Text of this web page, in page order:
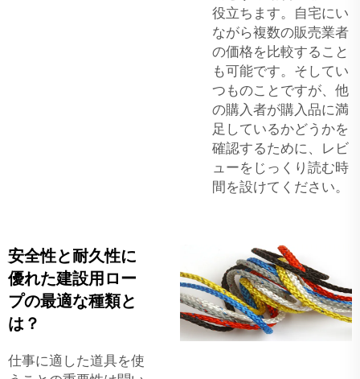
役立ちます。自宅にい
ながら複数の販売業者
の価格を比較すること
も可能です。そしてい
つものことですが、他
の購入者が購入品に満
足しているかどうかを
確認するために、レビ
ューをじっくり読む時
間を設けてください。
安全性と耐久性に
優れた建設用ロー
プの最適な種類と
は？
仕事に適した道具を使